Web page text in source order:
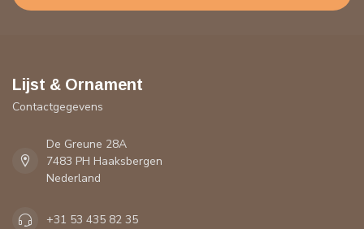
Lijst & Ornament
Contactgegevens
De Greune 28A
7483 PH Haaksbergen
Nederland
+31 53 435 82 35